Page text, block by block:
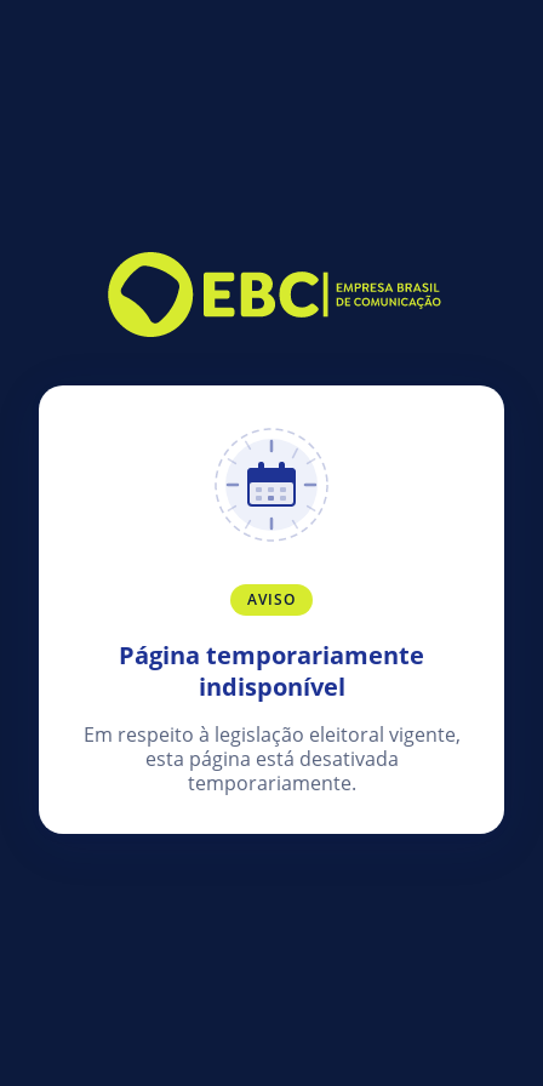
AVISO
Página temporariamente
indisponível
Em respeito à legislação eleitoral vigente,
esta página está desativada
temporariamente.